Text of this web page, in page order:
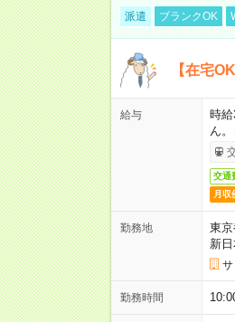
派遣 ブランクOK
【在宅
給与
時
ん
交通
月収
勤務地
東
新
サ
勤務時間